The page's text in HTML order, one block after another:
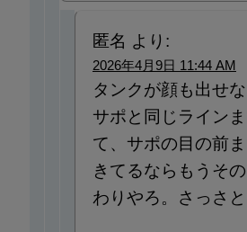
匿名 より:
2026年4月9日 11:44 AM
タンクが顔も出せ
サポと同じライン
て、サポの目の前
きてるならもうそ
わりやろ。さっさ